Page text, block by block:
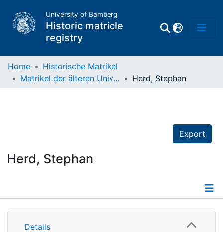
University of Bamberg
Historic matricle
registry
Home
Historische Matrikel
Matrikel der älteren Universität
Herd, Stephan
Export
Herd, Stephan
Details
Details